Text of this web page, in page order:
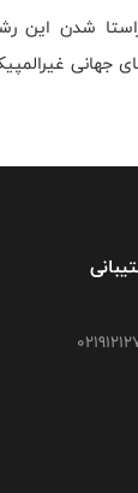
شدن این
جهانی